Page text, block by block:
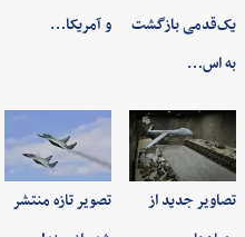
یک‌قدمی بازگشت
به اس…
و آمریکا…
تصاویر جدید از
تصویر تازه منتشر